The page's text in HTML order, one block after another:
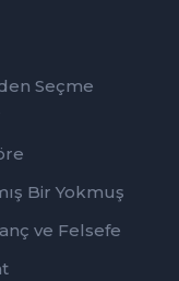
Seçme
Bir Yokmuş
ve Felsefe